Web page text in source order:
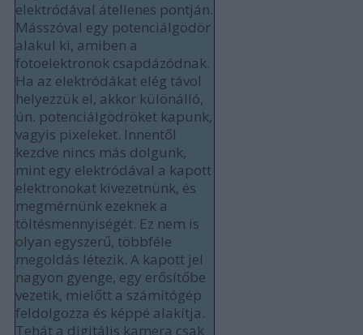
elektródával átellenes pontján.
Másszóval egy potenciálgödör
alakul ki, amiben a
fotoelektronok csapdázódnak.
Ha az elektródákat elég távol
helyezzük el, akkor különálló,
ún. potenciálgödröket kapunk,
vagyis pixeleket. Innentől
kezdve nincs más dolgunk,
mint egy elektródával a kapott
elektronokat kivezetnünk, és
megmérnünk ezeknek a
töltésmennyiségét. Ez nem is
olyan egyszerű, többféle
megoldás létezik. A kapott jel
nagyon gyenge, egy erősítőbe
vezetik, mielőtt a számítógép
feldolgozza és képpé alakítja.
Tehát a digitális kamera csak